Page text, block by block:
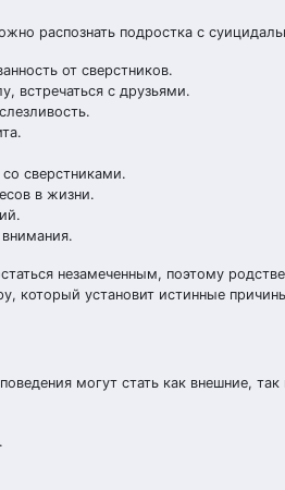
распознать подростка с
от сверстников.
встречаться с друзьями.
сверстниками.
в жизни.
незамеченным, поэтому
который установит истинные
могут стать как внешние,